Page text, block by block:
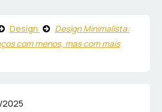
Design
Design Minimalista:
com menos, mas com mais